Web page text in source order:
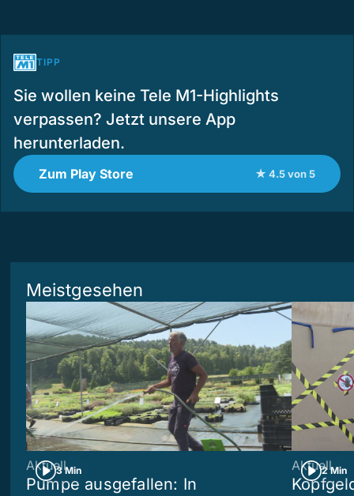
TIPP
Sie wollen keine Tele M1-Highlights
verpassen? Jetzt unsere App
herunterladen.
Zum Play Store ★ 4.5 von 5
Meistgesehen
3 Min
Aktuell
Pumpe ausgefallen: In
2 Min
Aktuell